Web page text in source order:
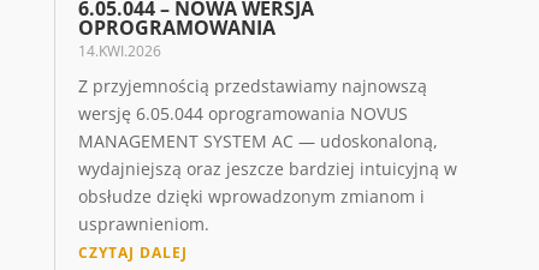
6.05.044 – NOWA WERSJA
OPROGRAMOWANIA
14.KWI.2026
Z przyjemnością przedstawiamy najnowszą
wersję 6.05.044 oprogramowania NOVUS
MANAGEMENT SYSTEM AC — udoskonaloną,
wydajniejszą oraz jeszcze bardziej intuicyjną w
obsłudze dzięki wprowadzonym zmianom i
usprawnieniom.
CZYTAJ DALEJ